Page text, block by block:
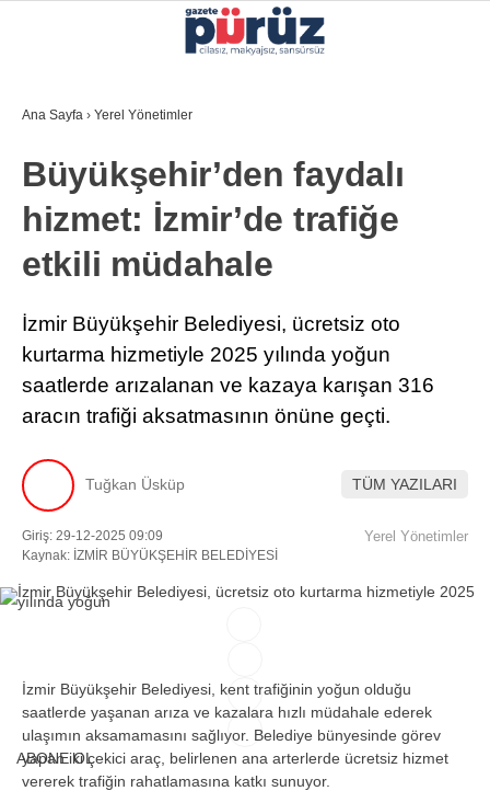
Youtube
TikTok
31.3
YEREL YÖNETIMLER
GÜNCEL
EKONOMI
POLITIKA
SAĞLIK
DIĞER
Ana Sayfa › Yerel Yönetimler
Büyükşehir’den faydalı
hizmet: İzmir’de trafiğe
etkili müdahale
İzmir Büyükşehir Belediyesi, ücretsiz oto
kurtarma hizmetiyle 2025 yılında yoğun
saatlerde arızalanan ve kazaya karışan 316
aracın trafiği aksatmasının önüne geçti.
Tuğkan Üsküp TÜM YAZILARI
Giriş: 29-12-2025 09:09
Kaynak: İZMİR BÜYÜKŞEHİR BELEDİYESİ
Yerel Yönetimler
ABONE OL
İzmir Büyükşehir Belediyesi, kent trafiğinin yoğun olduğu
saatlerde yaşanan arıza ve kazalara hızlı müdahale ederek
ulaşımın aksamamasını sağlıyor. Belediye bünyesinde görev
yapan iki çekici araç, belirlenen ana arterlerde ücretsiz hizmet
vererek trafiğin rahatlamasına katkı sunuyor.